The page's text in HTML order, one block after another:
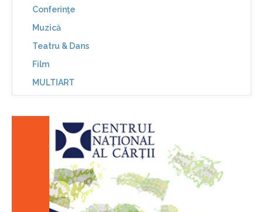
Conferinţe
Muzică
Teatru & Dans
Film
MULTIART